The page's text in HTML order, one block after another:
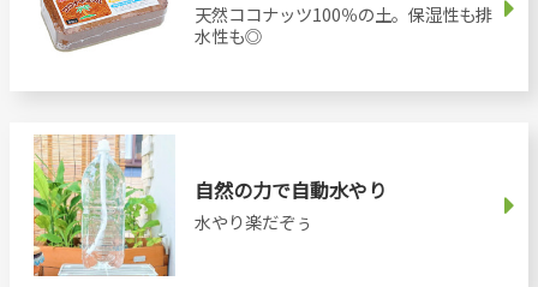
天然ココナッツ100％の土。保湿性も排
水性も◎
自然の力で自動水やり
水やり楽だぞぅ